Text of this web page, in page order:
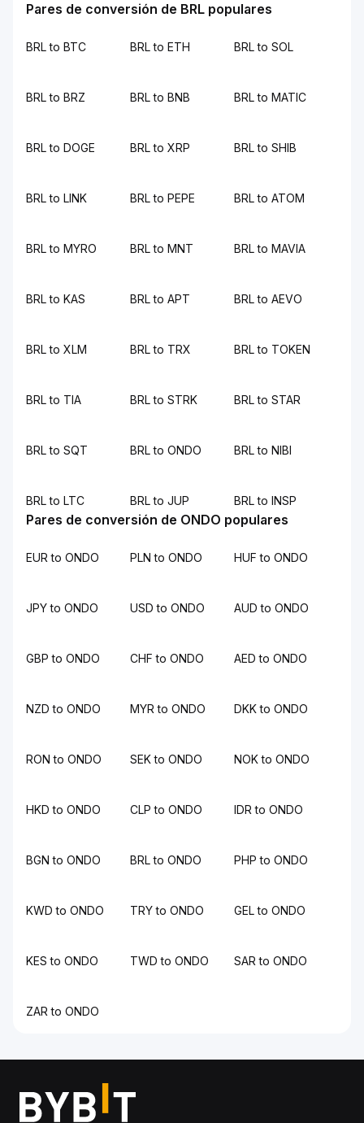
Pares de conversión de BRL populares
BRL to BTC BRL to ETH BRL to SOL
BRL to BRZ BRL to BNB BRL to MATIC
BRL to DOGE BRL to XRP BRL to SHIB
BRL to LINK BRL to PEPE BRL to ATOM
BRL to MYRO BRL to MNT BRL to MAVIA
BRL to KAS BRL to APT BRL to AEVO
BRL to XLM BRL to TRX BRL to TOKEN
BRL to TIA BRL to STRK BRL to STAR
BRL to SQT BRL to ONDO BRL to NIBI
BRL to LTC BRL to JUP BRL to INSP
Pares de conversión de ONDO populares
EUR to ONDO PLN to ONDO HUF to ONDO
JPY to ONDO USD to ONDO AUD to ONDO
GBP to ONDO CHF to ONDO AED to ONDO
NZD to ONDO MYR to ONDO DKK to ONDO
RON to ONDO SEK to ONDO NOK to ONDO
HKD to ONDO CLP to ONDO IDR to ONDO
BGN to ONDO BRL to ONDO PHP to ONDO
KWD to ONDO TRY to ONDO GEL to ONDO
KES to ONDO TWD to ONDO SAR to ONDO
ZAR to ONDO